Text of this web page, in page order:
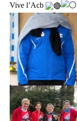
Vive l’Acb